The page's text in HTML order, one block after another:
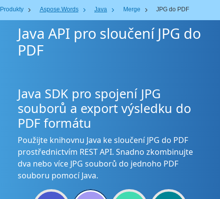
Produkty Aspose.Words Java Merge JPG do PDF
Java API pro sloučení JPG do
PDF
Java SDK pro spojení JPG
souborů a export výsledku do
PDF formátu
Použijte knihovnu Java ke sloučení JPG do PDF
prostřednictvím REST API. Snadno zkombinujte
dva nebo více JPG souborů do jednoho PDF
souboru pomocí Java.